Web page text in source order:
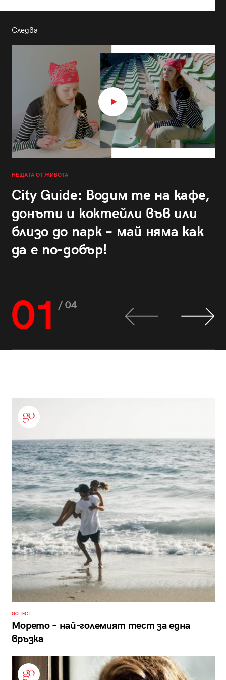
Следва
НЕЩАТА ОТ ЖИВОТА
City Guide: Водим те на кафе,
донъти и коктейли във или
близо до парк – май няма как
да е по-добър!
01 / 04
GO ТЕСТ
Морето – най-големият тест за една
връзка